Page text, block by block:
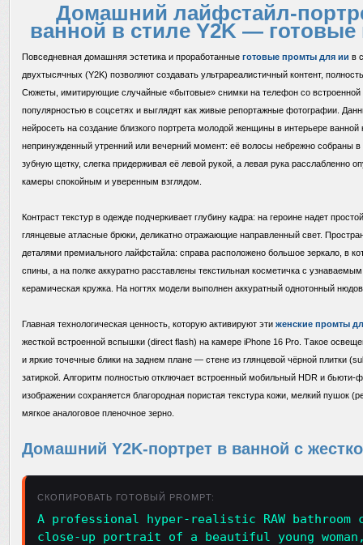
Домашний лайфстайл-
ванной в стиле Y2K —
Повседневная домашняя эстетика и проработанные готовые промты для ии в
двухтысячных (Y2K) позволяют создавать ультрареалистичный контент,
Сюжеты, имитирующие случайные «бытовые» снимки на телефон со встроенной
популярностью в соцсетях и выглядят как живые репортажные фотографии.
нейросеть на создание близкого портрета молодой женщины в интерьере
непринужденный утренний или вечерний момент: её волосы небрежно собраны в
зубную щетку, слегка придерживая её левой рукой, а левая рука расслабленно
камеры спокойным и уверенным взглядом.
Контраст текстур в одежде подчеркивает глубину кадра: на героине надет
глянцевые атласные брюки, деликатно отражающие направленный свет.
деталями премиального лайфстайла: справа расположено большое зеркало, в
спины, а на полке аккуратно расставлены текстильная косметичка с
керамическая кружка. На ногтях модели выполнен аккуратный однотонный
Главная технологическая ценность, которую активируют эти женские промты
жесткой встроенной вспышки (direct flash) на камере iPhone 16 Pro. Такое
и яркие точечные блики на заднем плане — стене из глянцевой чёрной плитки
затиркой. Алгоритм полностью отключает встроенный мобильный HDR и бьюти-
изображении сохраняется благородная пористая текстура кожи, мелкий пушок
мягкое аналоговое пленочное зерно.
Домашний Y2K-портрет в ванной с
СКОПИРОВАТЬ ГОТОВЫЙ PROMPT:
A professional hyper-realistic RAW
close-up portrait of a beautiful young